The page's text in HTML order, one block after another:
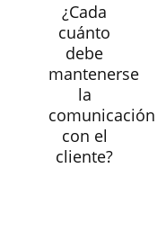
¿Cada
cuánto
debe
mantenerse
la
comunicación
con el
cliente?